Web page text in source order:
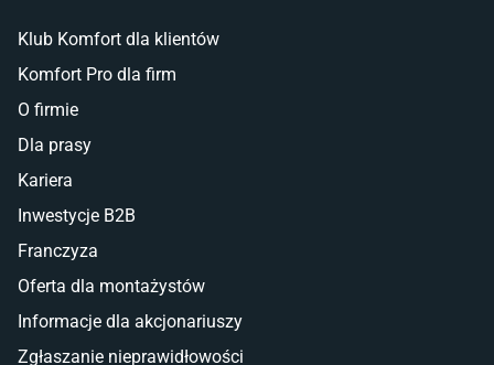
Klub Komfort dla klientów
Komfort Pro dla firm
O firmie
Dla prasy
Kariera
Inwestycje B2B
Franczyza
Oferta dla montażystów
Informacje dla akcjonariuszy
Zgłaszanie nieprawidłowości